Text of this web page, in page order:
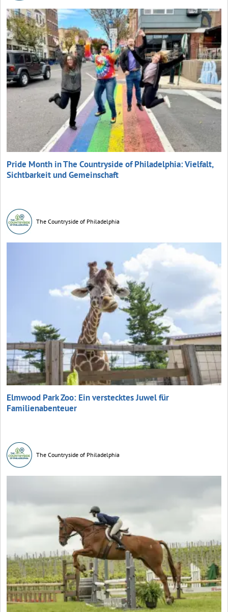
Pride Month in The Countryside of Philadelphia: Vielfalt,
Sichtbarkeit und Gemeinschaft
The Countryside of Philadelphia
Elmwood Park Zoo: Ein verstecktes Juwel für
Familienabenteuer
The Countryside of Philadelphia